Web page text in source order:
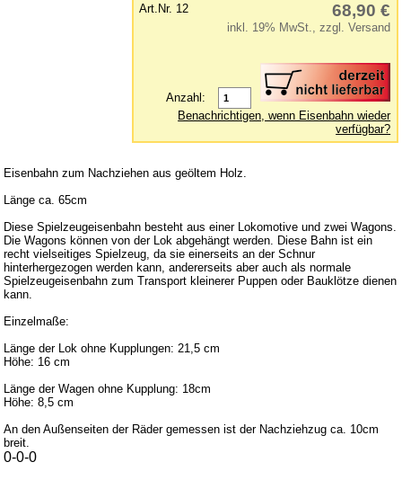
Puppen und Puppenmöbel
Puppenhaus
Puzzle aus Holz
Schaukelpferd
Spiele
Spielend kreativ
Spielzeugboote
Spielzeugtiere
Art.Nr. 12
68,90 €
inkl. 19% MwSt., zzgl. Versand
Anzahl:
Benachrichtigen, wenn Eisenbahn wieder
verfügbar?
Eisenbahn zum Nachziehen aus geöltem Holz.
Länge ca. 65cm
Diese Spielzeugeisenbahn besteht aus einer Lokomotive und zwei Wagons.
Die Wagons können von der Lok abgehängt werden. Diese Bahn ist ein
recht vielseitiges Spielzeug, da sie einerseits an der Schnur
hinterhergezogen werden kann, andererseits aber auch als normale
Spielzeugeisenbahn zum Transport kleinerer Puppen oder Bauklötze dienen
kann.
Einzelmaße:
Länge der Lok ohne Kupplungen: 21,5 cm
Höhe: 16 cm
Länge der Wagen ohne Kupplung: 18cm
Höhe: 8,5 cm
An den Außenseiten der Räder gemessen ist der Nachziehzug ca. 10cm
breit.
0-0-0